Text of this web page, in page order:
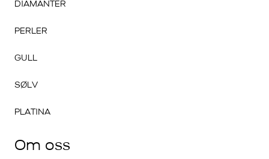
DIAMANTER
PERLER
GULL
SØLV
PLATINA
Om oss